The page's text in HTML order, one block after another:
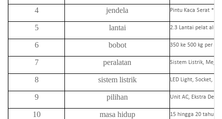
4 jendela Pintu Kaca Serat * 1
5 lantai 2.3 Lantai pelat
6 bobot 350 ke 500 kg per
7 peralatan Sistem Listrik, Meja
8 sistem listrik LED Light, Socket,
9 pilihan Unit AC, Ekstra
10 masa hidup 15 hingga 20 tahun